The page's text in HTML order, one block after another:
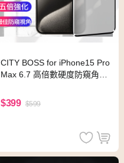
CITY BOSS for iPhone15 Pro
Max 6.7 高倍數硬度防窺角度
$399 $599